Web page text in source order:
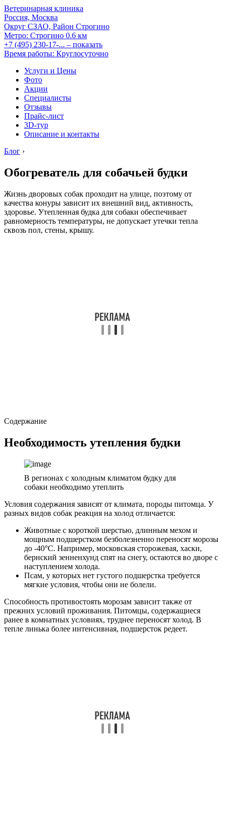
Ветеринарная клиника
Россия, Москва
Округ СЗАО, Район Строгино
Метро: Строгино 0.6 км
+7 (495) 230-17-... – показать
Время работы: Круглосуточно
Услуги и Цены
Фото
Акции
Специалисты
Отзывы
Прайс-лист
3D-тур
Описание и контакты
Блог ›
Обогреватель для собачьей будки
Жизнь дворовых собак проходит на улице, поэтому от
качества конуры зависит их внешний вид, активность,
здоровье. Утепленная будка для собаки обеспечивает
равномерность температуры, не допускает утечки тепла
сквозь пол, стены, крышу.
Содержание
Необходимость утепления будки
В регионах с холодным климатом будку для
собаки необходимо утеплить
Условия содержания зависят от климата, породы питомца. У
разных видов собак реакция на холод отличается:
Животные с короткой шерстью, длинным мехом и
мощным подшерстком безболезненно переносят морозы
до -40°С. Например, московская сторожевая, хаски,
бернский зенненхунд спят на снегу, остаются во дворе с
наступлением холода.
Псам, у которых нет густого подшерстка требуется
мягкие условия, чтобы они не болели.
Способность противостоять морозам зависит также от
прежних условий проживания. Питомцы, содержащиеся
ранее в комнатных условиях, труднее переносят холод. В
тепле линька более интенсивная, подшерсток редеет.